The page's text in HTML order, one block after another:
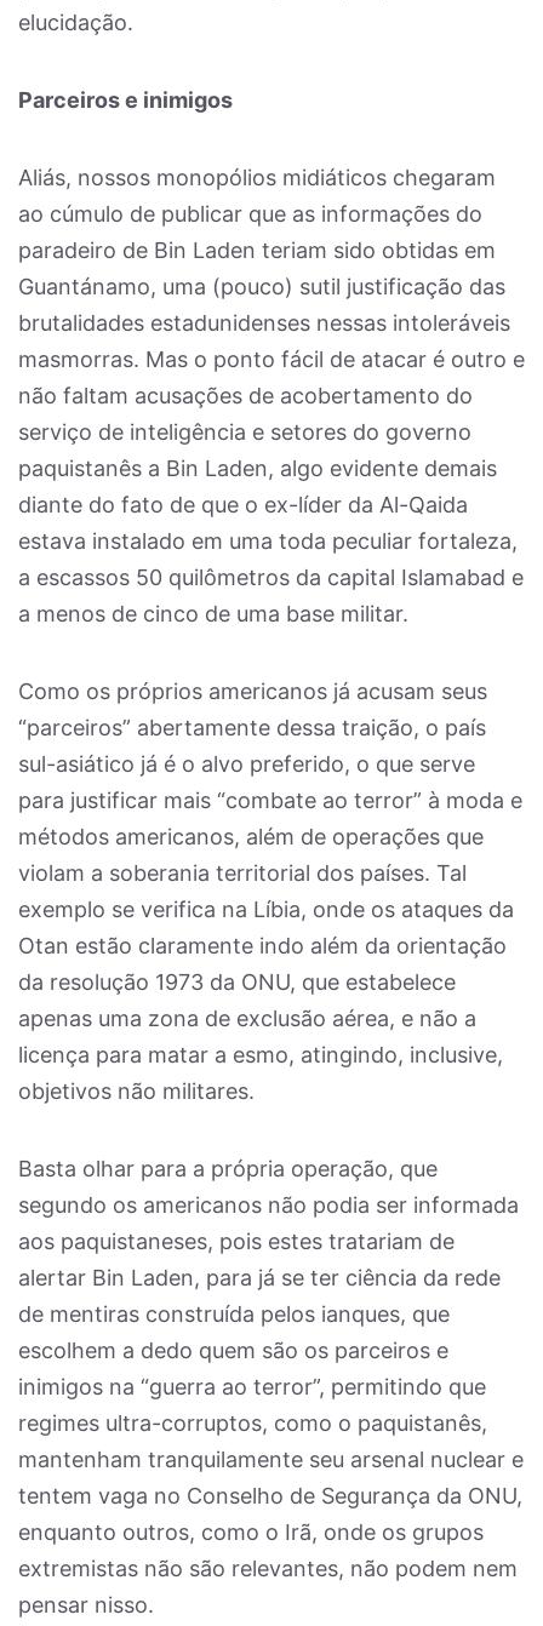
elucidação.
Parceiros e inimigos
Aliás, nossos monopólios midiáticos chegaram
ao cúmulo de publicar que as informações do
paradeiro de Bin Laden teriam sido obtidas em
Guantánamo, uma (pouco) sutil justificação das
brutalidades estadunidenses nessas intoleráveis
masmorras. Mas o ponto fácil de atacar é outro e
não faltam acusações de acobertamento do
serviço de inteligência e setores do governo
paquistanês a Bin Laden, algo evidente demais
diante do fato de que o ex-líder da Al-Qaida
estava instalado em uma toda peculiar fortaleza,
a escassos 50 quilômetros da capital Islamabad e
a menos de cinco de uma base militar.
Como os próprios americanos já acusam seus
“parceiros” abertamente dessa traição, o país
sul-asiático já é o alvo preferido, o que serve
para justificar mais “combate ao terror” à moda e
métodos americanos, além de operações que
violam a soberania territorial dos países. Tal
exemplo se verifica na Líbia, onde os ataques da
Otan estão claramente indo além da orientação
da resolução 1973 da ONU, que estabelece
apenas uma zona de exclusão aérea, e não a
licença para matar a esmo, atingindo, inclusive,
objetivos não militares.
Basta olhar para a própria operação, que
segundo os americanos não podia ser informada
aos paquistaneses, pois estes tratariam de
alertar Bin Laden, para já se ter ciência da rede
de mentiras construída pelos ianques, que
escolhem a dedo quem são os parceiros e
inimigos na “guerra ao terror”, permitindo que
regimes ultra-corruptos, como o paquistanês,
mantenham tranquilamente seu arsenal nuclear e
tentem vaga no Conselho de Segurança da ONU,
enquanto outros, como o Irã, onde os grupos
extremistas não são relevantes, não podem nem
pensar nisso.